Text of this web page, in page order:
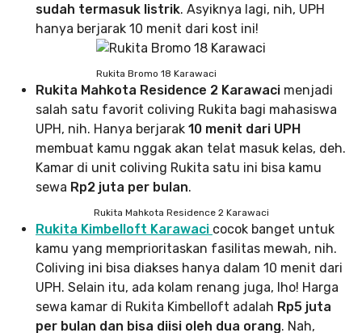
sudah termasuk listrik. Asyiknya lagi, nih, UPH
hanya berjarak 10 menit dari kost ini!
Rukita Bromo 18 Karawaci
Rukita Mahkota Residence 2 Karawaci menjadi
salah satu favorit coliving Rukita bagi mahasiswa
UPH, nih. Hanya berjarak 10 menit dari UPH
membuat kamu nggak akan telat masuk kelas, deh.
Kamar di unit coliving Rukita satu ini bisa kamu
sewa Rp2 juta per bulan.
Rukita Mahkota Residence 2 Karawaci
Rukita Kimbelloft Karawaci cocok banget untuk
kamu yang memprioritaskan fasilitas mewah, nih.
Coliving ini bisa diakses hanya dalam 10 menit dari
UPH. Selain itu, ada kolam renang juga, lho! Harga
sewa kamar di Rukita Kimbelloft adalah Rp5 juta
per bulan dan bisa diisi oleh dua orang. Nah,